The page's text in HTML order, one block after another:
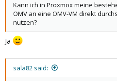
Kann ich in Proxmox meine
OMV an eine OMV-VM direkt
nutzen?
Ja
sala82 said: